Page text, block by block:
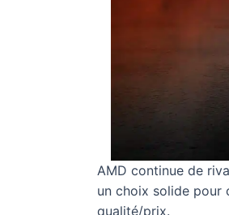
AMD continue de
un choix solide pour
qualité/prix.